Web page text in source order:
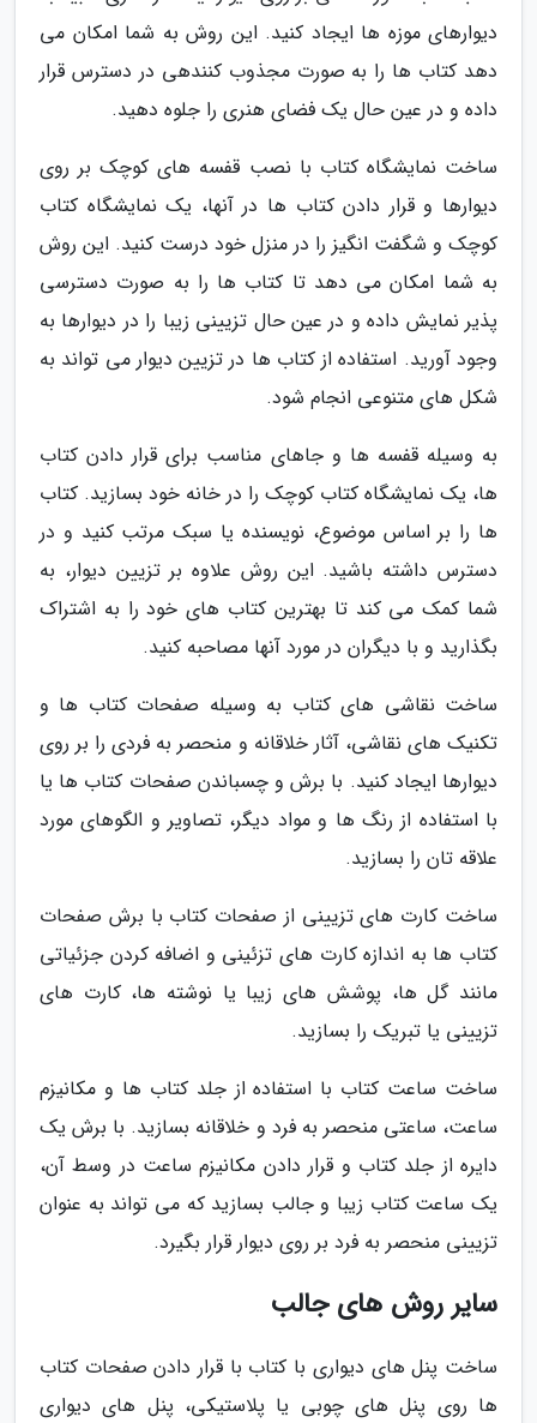
دیوارهای موزه ها ایجاد کنید. این روش به شما امکان می
دهد کتاب ها را به صورت مجذوب کنندهی در دسترس قرار
داده و در عین حال یک فضای هنری را جلوه دهید.
ساخت نمایشگاه کتاب با نصب قفسه های کوچک بر روی
دیوارها و قرار دادن کتاب ها در آنها، یک نمایشگاه کتاب
کوچک و شگفت انگیز را در منزل خود درست کنید. این روش
به شما امکان می دهد تا کتاب ها را به صورت دسترسی
پذیر نمایش داده و در عین حال تزیینی زیبا را در دیوارها به
وجود آورید. استفاده از کتاب ها در تزیین دیوار می تواند به
شکل های متنوعی انجام شود.
به وسیله قفسه ها و جاهای مناسب برای قرار دادن کتاب
ها، یک نمایشگاه کتاب کوچک را در خانه خود بسازید. کتاب
ها را بر اساس موضوع، نویسنده یا سبک مرتب کنید و در
دسترس داشته باشید. این روش علاوه بر تزیین دیوار، به
شما کمک می کند تا بهترین کتاب های خود را به اشتراک
بگذارید و با دیگران در مورد آنها مصاحبه کنید.
ساخت نقاشی های کتاب به وسیله صفحات کتاب ها و
تکنیک های نقاشی، آثار خلاقانه و منحصر به فردی را بر روی
دیوارها ایجاد کنید. با برش و چسباندن صفحات کتاب ها یا
با استفاده از رنگ ها و مواد دیگر، تصاویر و الگوهای مورد
علاقه تان را بسازید.
ساخت کارت های تزیینی از صفحات کتاب با برش صفحات
کتاب ها به اندازه کارت های تزئینی و اضافه کردن جزئیاتی
مانند گل ها، پوشش های زیبا یا نوشته ها، کارت های
تزیینی یا تبریک را بسازید.
ساخت ساعت کتاب با استفاده از جلد کتاب ها و مکانیزم
ساعت، ساعتی منحصر به فرد و خلاقانه بسازید. با برش یک
دایره از جلد کتاب و قرار دادن مکانیزم ساعت در وسط آن،
یک ساعت کتاب زیبا و جالب بسازید که می تواند به عنوان
تزیینی منحصر به فرد بر روی دیوار قرار بگیرد.
سایر روش های جالب
ساخت پنل های دیواری با کتاب با قرار دادن صفحات کتاب
ها روی پنل های چوبی یا پلاستیکی، پنل های دیواری